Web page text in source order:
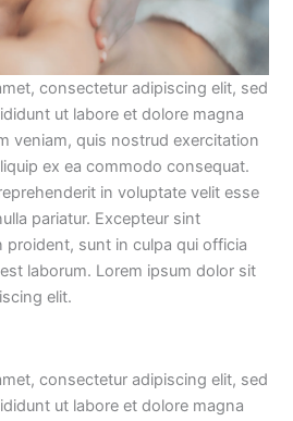
consectetur adipiscing elit, sed
ut labore et dolore magna
veniam, quis nostrud exercitation
ex ea commodo consequat.
in voluptate velit esse
pariatur. Excepteur sint
sunt in culpa qui officia
laborum. Lorem ipsum dolor sit
elit.
consectetur adipiscing elit, sed
ut labore et dolore magna